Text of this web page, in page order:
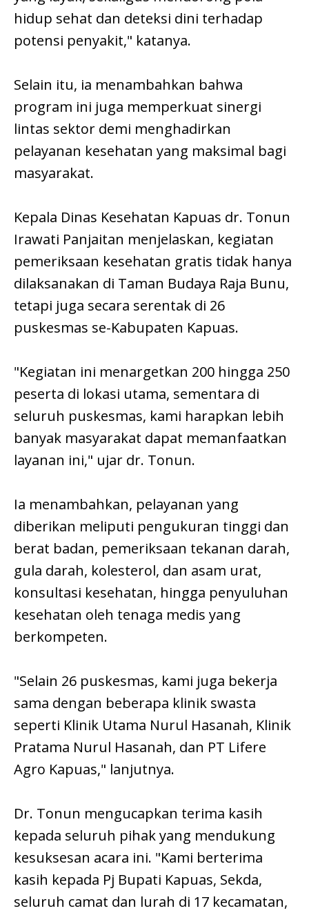
hidup sehat dan deteksi dini terhadap
potensi penyakit," katanya.
Selain itu, ia menambahkan bahwa
program ini juga memperkuat sinergi
lintas sektor demi menghadirkan
pelayanan kesehatan yang maksimal bagi
masyarakat.
Kepala Dinas Kesehatan Kapuas dr. Tonun
Irawati Panjaitan menjelaskan, kegiatan
pemeriksaan kesehatan gratis tidak hanya
dilaksanakan di Taman Budaya Raja Bunu,
tetapi juga secara serentak di 26
puskesmas se-Kabupaten Kapuas.
"Kegiatan ini menargetkan 200 hingga 250
peserta di lokasi utama, sementara di
seluruh puskesmas, kami harapkan lebih
banyak masyarakat dapat memanfaatkan
layanan ini," ujar dr. Tonun.
Ia menambahkan, pelayanan yang
diberikan meliputi pengukuran tinggi dan
berat badan, pemeriksaan tekanan darah,
gula darah, kolesterol, dan asam urat,
konsultasi kesehatan, hingga penyuluhan
kesehatan oleh tenaga medis yang
berkompeten.
"Selain 26 puskesmas, kami juga bekerja
sama dengan beberapa klinik swasta
seperti Klinik Utama Nurul Hasanah, Klinik
Pratama Nurul Hasanah, dan PT Lifere
Agro Kapuas," lanjutnya.
Dr. Tonun mengucapkan terima kasih
kepada seluruh pihak yang mendukung
kesuksesan acara ini. "Kami berterima
kasih kepada Pj Bupati Kapuas, Sekda,
seluruh camat dan lurah di 17 kecamatan,